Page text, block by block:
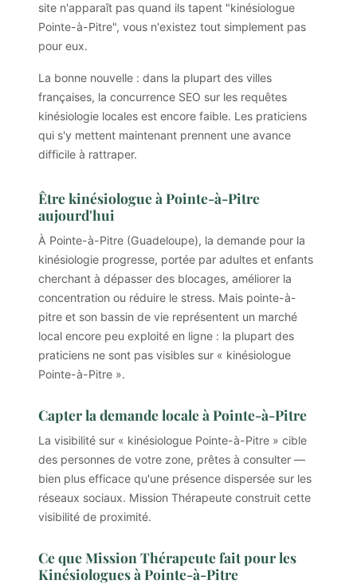
site n'apparaît pas quand ils tapent "kinésiologue
Pointe-à-Pitre", vous n'existez tout simplement pas
pour eux.
La bonne nouvelle : dans la plupart des villes
françaises, la concurrence SEO sur les requêtes
kinésiologie locales est encore faible. Les praticiens
qui s'y mettent maintenant prennent une avance
difficile à rattraper.
Être kinésiologue à Pointe-à-Pitre
aujourd'hui
À Pointe-à-Pitre (Guadeloupe), la demande pour la
kinésiologie progresse, portée par adultes et enfants
cherchant à dépasser des blocages, améliorer la
concentration ou réduire le stress. Mais pointe-à-
pitre et son bassin de vie représentent un marché
local encore peu exploité en ligne : la plupart des
praticiens ne sont pas visibles sur « kinésiologue
Pointe-à-Pitre ».
Capter la demande locale à Pointe-à-Pitre
La visibilité sur « kinésiologue Pointe-à-Pitre » cible
des personnes de votre zone, prêtes à consulter —
bien plus efficace qu'une présence dispersée sur les
réseaux sociaux. Mission Thérapeute construit cette
visibilité de proximité.
Ce que Mission Thérapeute fait pour les
Kinésiologues à Pointe-à-Pitre